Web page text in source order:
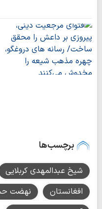
برچسب‌ها
شیخ عبدالمهدی کربلایی
افغانستان
نهضت